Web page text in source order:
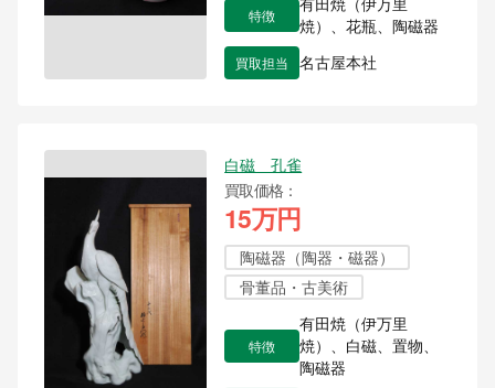
特徴
有田焼（伊万里
焼）、花瓶、陶磁器
買取担当 名古屋本社
白磁 孔雀
買取価格
15万円
陶磁器（陶器・磁器）
骨董品・古美術
特徴
有田焼（伊万里
焼）、白磁、置物、
陶磁器